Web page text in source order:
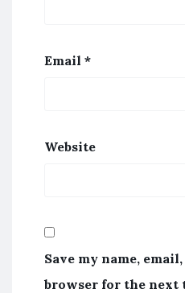
Email *
Website
Save my name,
browser for the next